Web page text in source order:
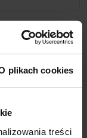
plikach cookies
treści
PROto
takich jak
przestrzenie